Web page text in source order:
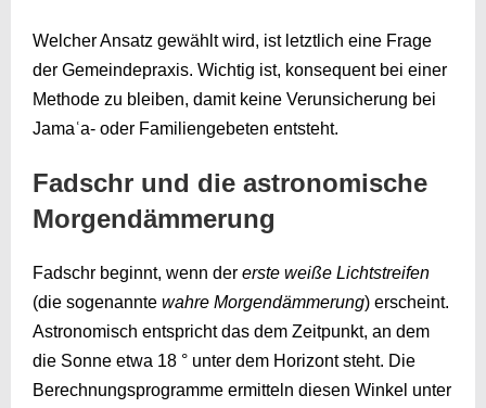
Welcher Ansatz gewählt wird, ist letztlich eine Frage
der Gemeindepraxis. Wichtig ist, konsequent bei einer
Methode zu bleiben, damit keine Verunsicherung bei
Jamaʿa- oder Familiengebeten entsteht.
Fadschr und die astronomische
Morgendämmerung
Fadschr beginnt, wenn der erste weiße Lichtstreifen
(die sogenannte wahre Morgendämmerung) erscheint.
Astronomisch entspricht das dem Zeitpunkt, an dem
die Sonne etwa 18 ° unter dem Horizont steht. Die
Berechnungsprogramme ermitteln diesen Winkel unter